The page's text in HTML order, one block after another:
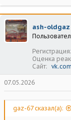
а
к
ц
и
и
ash-oldgaz
Регистрация
Оценка
Сайт
vk.com
07.05.2026
gaz-67 сказал(а):